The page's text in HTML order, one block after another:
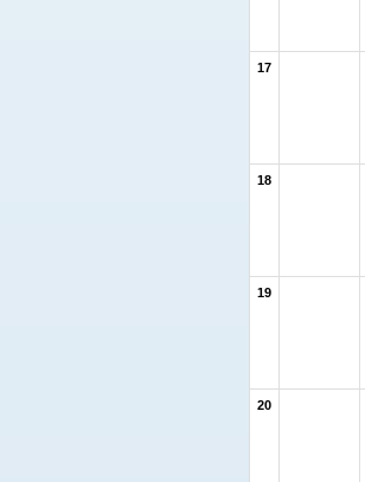
17
18
19
20